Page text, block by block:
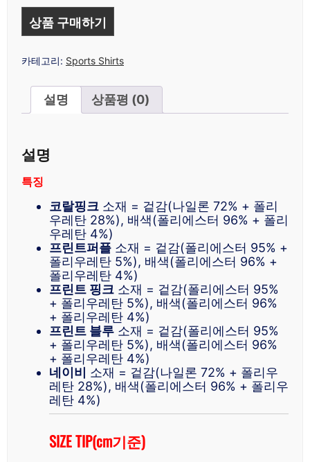
₩99,800.
상품 구매하기
카테고리: Sports Shirts
설명 상품평 (0)
설명
특징
코랄핑크 소재 = 겉감(나일론 72% + 폴리
우레탄 28%), 배색(폴리에스터 96% + 폴리
우레탄 4%)
프린트퍼플 소재 = 겉감(폴리에스터 95% +
폴리우레탄 5%), 배색(폴리에스터 96% +
폴리우레탄 4%)
프린트 핑크 소재 = 겉감(폴리에스터 95%
+ 폴리우레탄 5%), 배색(폴리에스터 96%
+ 폴리우레탄 4%)
프린트 블루 소재 = 겉감(폴리에스터 95%
+ 폴리우레탄 5%), 배색(폴리에스터 96%
+ 폴리우레탄 4%)
네이비 소재 = 겉감(나일론 72% + 폴리우
레탄 28%), 배색(폴리에스터 96% + 폴리우
레탄 4%)
SIZE TIP(cm기준)